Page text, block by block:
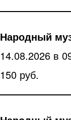
Народный
14.08.2026 в
150 руб.